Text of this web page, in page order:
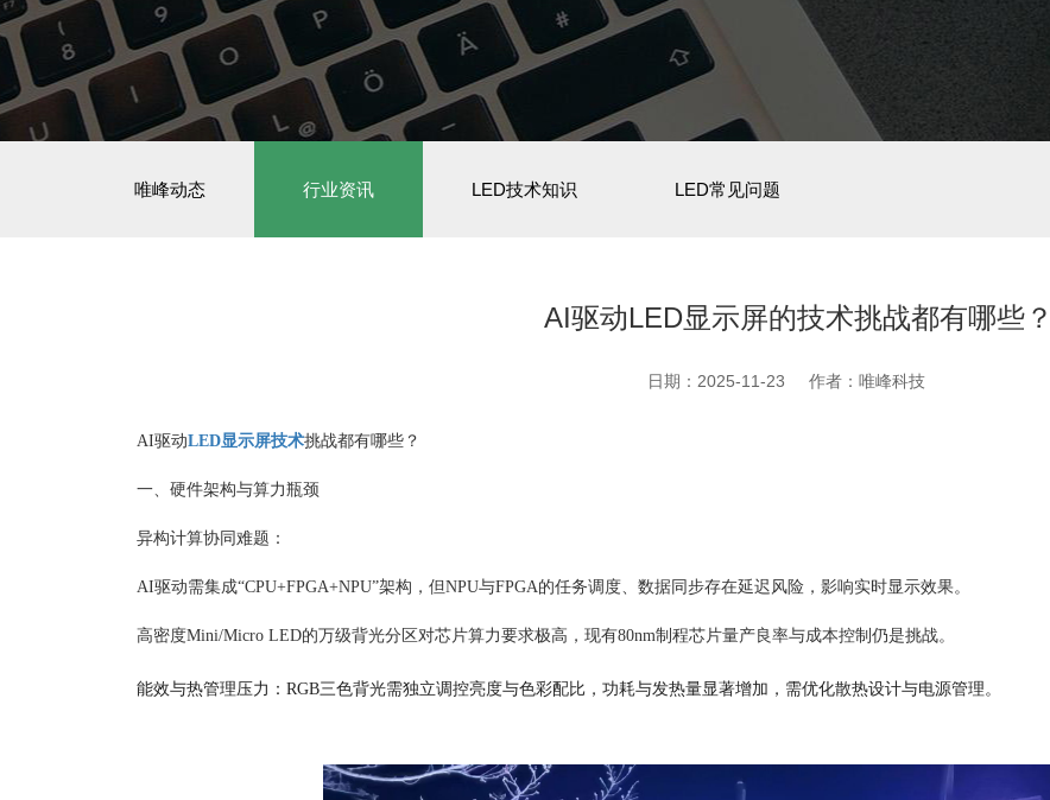
唯峰动态 行业资讯 LED技术知识 LED常见问题
AI驱动LED显示屏的技术挑战都有哪些？
日期：2025-11-23 作者：唯峰科技
AI驱动LED显示屏技术挑战都有哪些？
一、硬件架构与算力瓶颈
异构计算协同难题‌：
AI驱动需集成“CPU+FPGA+NPU”架构，但NPU与FPGA的任务调度、数据同步存在延迟风险，影响实时显示效果‌。
高密度Mini/Micro LED的万级背光分区对芯片算力要求极高，现有80nm制程芯片量产良率与成本控制仍是挑战‌。
能效与热管理压力‌：RGB三色背光需独立调控亮度与色彩配比，功耗与发热量显著增加，需优化散热设计与电源管理‌。